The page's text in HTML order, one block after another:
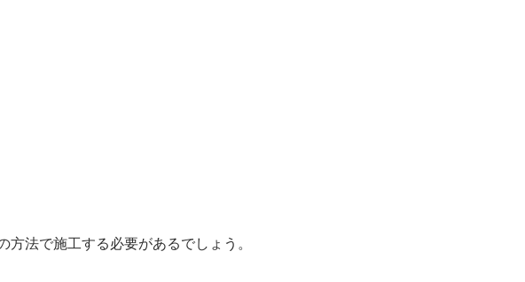
法で施工する必要があるでしょう。